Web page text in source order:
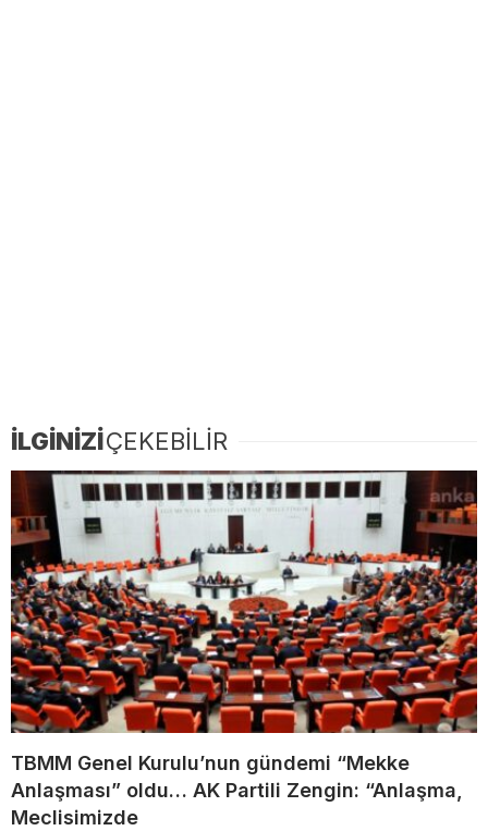
İLGİNİZİÇEKEBİLİR
TBMM Genel Kurulu’nun gündemi “Mekke
Anlaşması” oldu… AK Partili Zengin: “Anlaşma,
Meclisimizde